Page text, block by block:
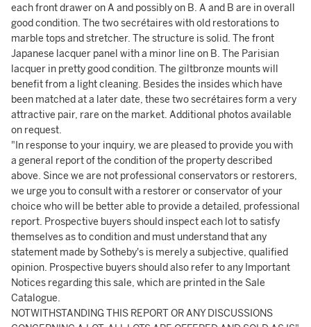
each front drawer on A and possibly on B. A and B are in overall
good condition. The two secrétaires with old restorations to
marble tops and stretcher. The structure is solid. The front
Japanese lacquer panel with a minor line on B. The Parisian
lacquer in pretty good condition. The giltbronze mounts will
benefit from a light cleaning. Besides the insides which have
been matched at a later date, these two secrétaires form a very
attractive pair, rare on the market. Additional photos available
on request.
"In response to your inquiry, we are pleased to provide you with
a general report of the condition of the property described
above. Since we are not professional conservators or restorers,
we urge you to consult with a restorer or conservator of your
choice who will be better able to provide a detailed, professional
report. Prospective buyers should inspect each lot to satisfy
themselves as to condition and must understand that any
statement made by Sotheby's is merely a subjective, qualified
opinion. Prospective buyers should also refer to any Important
Notices regarding this sale, which are printed in the Sale
Catalogue.
NOTWITHSTANDING THIS REPORT OR ANY DISCUSSIONS